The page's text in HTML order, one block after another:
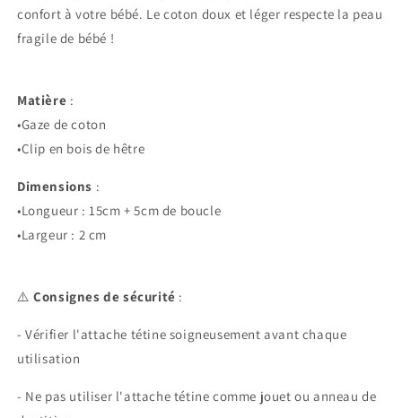
confort à votre bébé. Le coton doux et léger respecte la peau
fragile de bébé !
Matière :
•Gaze de coton
•Clip en bois de hêtre
Dimensions :
•Longueur : 15cm + 5cm de boucle
•Largeur : 2 cm
⚠️ Consignes de sécurité :
- Vérifier l'attache tétine soigneusement avant chaque
utilisation
- Ne pas utiliser l'attache tétine comme jouet ou anneau de